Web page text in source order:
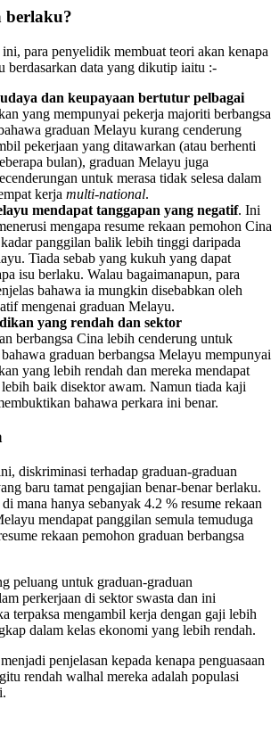
berlaku?
para penyelidik membuat teori akan kenapa
berdasarkan data yang dikutip iaitu :-
dan keupayaan bertutur pelbagai
yang mempunyai pekerja majoriti berbangsa
graduan Melayu kurang cenderung
pekerjaan yang ditawarkan (atau berhenti
bulan), graduan Melayu juga
untuk merasa tidak selesa dalam
kerja multi-national.
mendapat tanggapan yang negatif. Ini
mengapa resume rekaan pemohon Cina
panggilan balik lebih tinggi daripada
Tiada sebab yang kukuh yang dapat
isu berlaku. Walau bagaimanapun, para
bahawa ia mungkin disebabkan oleh
mengenai graduan Melayu.
yang rendah dan sektor
berbangsa Cina lebih cenderung untuk
graduan berbangsa Melayu mempunyai
yang lebih rendah dan mereka mendapat
baik disektor awam. Namun tiada kaji
bahawa perkara ini benar.
diskriminasi terhadap graduan-graduan
baru tamat pengajian benar-benar berlaku.
mana hanya sebanyak 4.2 % resume rekaan
mendapat panggilan semula temuduga
rekaan pemohon graduan berbangsa
peluang untuk graduan-graduan
perkerjaan di sektor swasta dan ini
terpaksa mengambil kerja dengan gaji lebih
dalam kelas ekonomi yang lebih rendah.
penjelasan kepada kenapa penguasaan
rendah walhal mereka adalah populasi